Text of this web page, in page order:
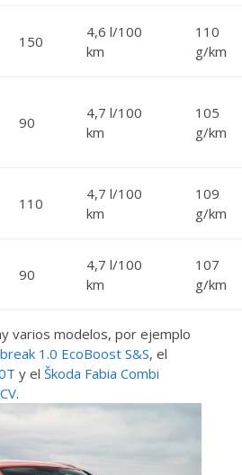
150
4,6 l/100
km
110
g/km
90
4,7 l/100
km
105
g/km
110
4,7 l/100
km
109
g/km
90
4,7 l/100
km
107
g/km
varios modelos, por ejemplo
1.0 EcoBoost S&S, el
y el Škoda Fabia Combi
.